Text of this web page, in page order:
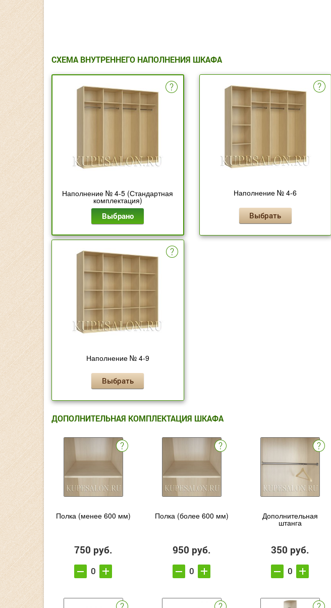
СХЕМА ВНУТРЕННЕГО НАПОЛНЕНИЯ ШКАФА
Наполнение № 4-5 (Стандартная
комплектация)
Выбрано
Наполнение № 4-6
Выбрать
Наполнение № 4-9
Выбрать
ДОПОЛНИТЕЛЬНАЯ КОМПЛЕКТАЦИЯ ШКАФА
Полка (менее 600 мм)
750 руб.
Полка (более 600 мм)
950 руб.
Дополнительная
штанга
350 руб.